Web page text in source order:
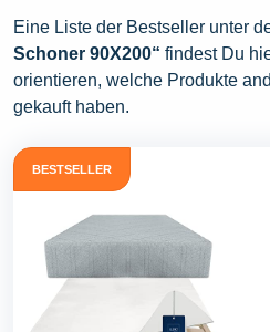
Eine Liste der Bestseller unter
Schoner 90X200“ findest Du
orientieren, welche Produkte
gekauft haben.
BESTSELLER